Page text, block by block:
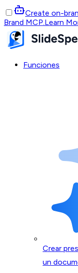
Create on-
Brand MCP.Learn
Funciones
Crear
un